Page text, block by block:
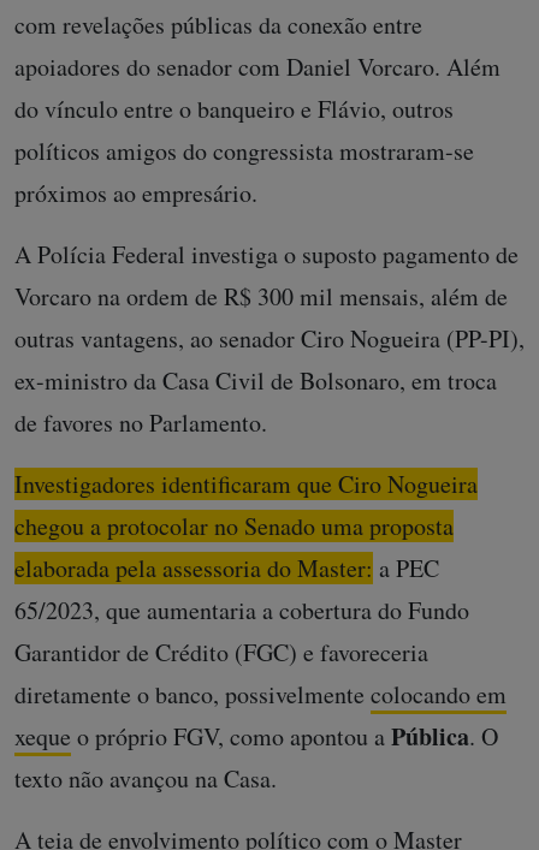
com revelações públicas da conexão entre
apoiadores do senador com Daniel Vorcaro. Além
do vínculo entre o banqueiro e Flávio, outros
políticos amigos do congressista mostraram-se
próximos ao empresário.
A Polícia Federal investiga o suposto pagamento de
Vorcaro na ordem de R$ 300 mil mensais, além de
outras vantagens, ao senador Ciro Nogueira (PP-PI),
ex-ministro da Casa Civil de Bolsonaro, em troca
de favores no Parlamento.
Investigadores identificaram que Ciro Nogueira
chegou a protocolar no Senado uma proposta
elaborada pela assessoria do Master: a PEC
65/2023, que aumentaria a cobertura do Fundo
Garantidor de Crédito (FGC) e favoreceria
diretamente o banco, possivelmente colocando em
xeque o próprio FGV, como apontou aPública. O
texto não avançou na Casa.
A teia de envolvimento político com o Master